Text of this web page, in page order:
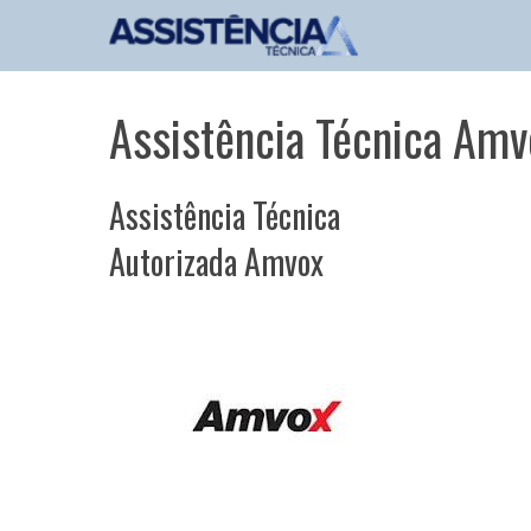
Assistência Técnica
Assistência Técnica
Autorizada Amvox